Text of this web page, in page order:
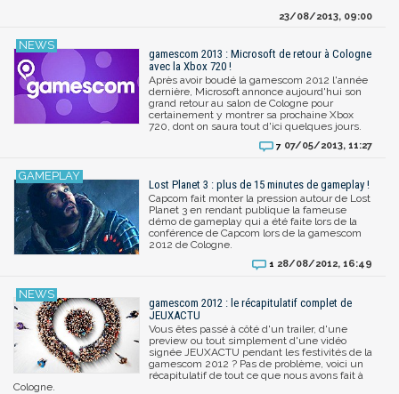
23/08/2013, 09:00
gamescom 2013 : Microsoft de retour à Cologne
avec la Xbox 720 !
Après avoir boudé la gamescom 2012 l'année
dernière, Microsoft annonce aujourd'hui son
grand retour au salon de Cologne pour
certainement y montrer sa prochaine Xbox
720, dont on saura tout d'ici quelques jours.
7 07/05/2013, 11:27
Lost Planet 3 : plus de 15 minutes de gameplay !
Capcom fait monter la pression autour de Lost
Planet 3 en rendant publique la fameuse
démo de gameplay qui a été faite lors de la
conférence de Capcom lors de la gamescom
2012 de Cologne.
1 28/08/2012, 16:49
gamescom 2012 : le récapitulatif complet de
JEUXACTU
Vous êtes passé à côté d'un trailer, d'une
preview ou tout simplement d'une vidéo
signée JEUXACTU pendant les festivités de la
gamescom 2012 ? Pas de problème, voici un
récapitulatif de tout ce que nous avons fait à
Cologne.